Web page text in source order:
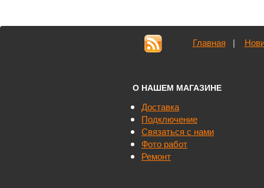
Главная |
О НАШЕМ МАГАЗИНЕ
Доставка
Подключение
Связаться с нами
Фото работ
Ремонт